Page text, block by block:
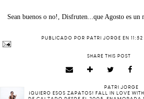
Sean buenos o no!, Disfruten...que Agosto es un
PUBLICADO POR PATRI JORGE EN
SHARE THIS POST
PATRI JORGE
¡QUIERO ESOS ZAPATOS! FALL IN LOVE